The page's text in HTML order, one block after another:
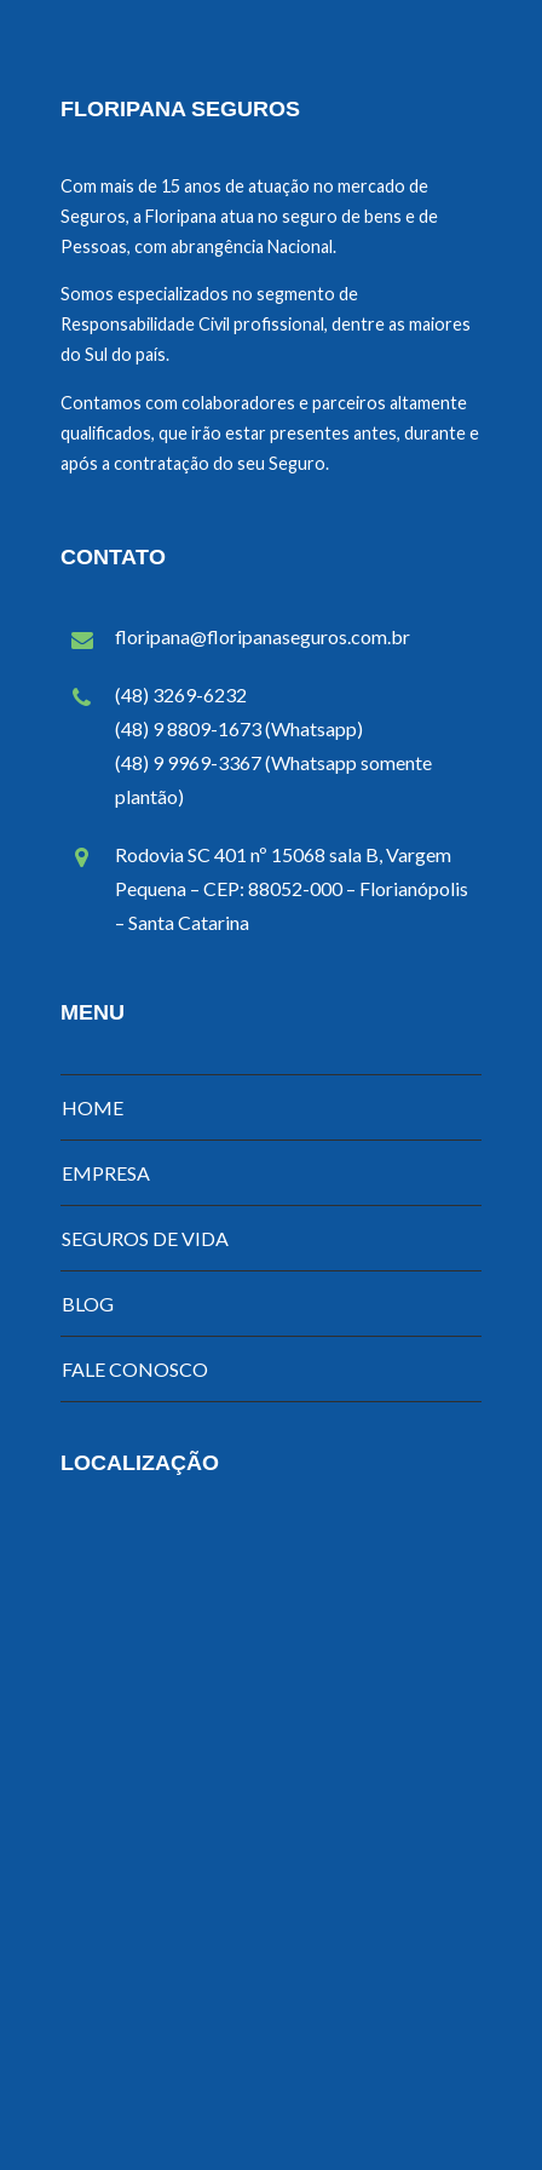
FLORIPANA SEGUROS
Com mais de 15 anos de atuação no mercado de
Seguros, a Floripana atua no seguro de bens e de
Pessoas, com abrangência Nacional.
Somos especializados no segmento de
Responsabilidade Civil profissional, dentre as maiores
do Sul do país.
Contamos com colaboradores e parceiros altamente
qualificados, que irão estar presentes antes, durante e
após a contratação do seu Seguro.
CONTATO
floripana@floripanaseguros.com.br
(48) 3269-6232
(48) 9 8809-1673 (Whatsapp)
(48) 9 9969-3367 (Whatsapp somente
plantão)
Rodovia SC 401 nº 15068 sala B, Vargem
Pequena – CEP: 88052-000 – Florianópolis
– Santa Catarina
MENU
HOME
EMPRESA
SEGUROS DE VIDA
BLOG
FALE CONOSCO
LOCALIZAÇÃO